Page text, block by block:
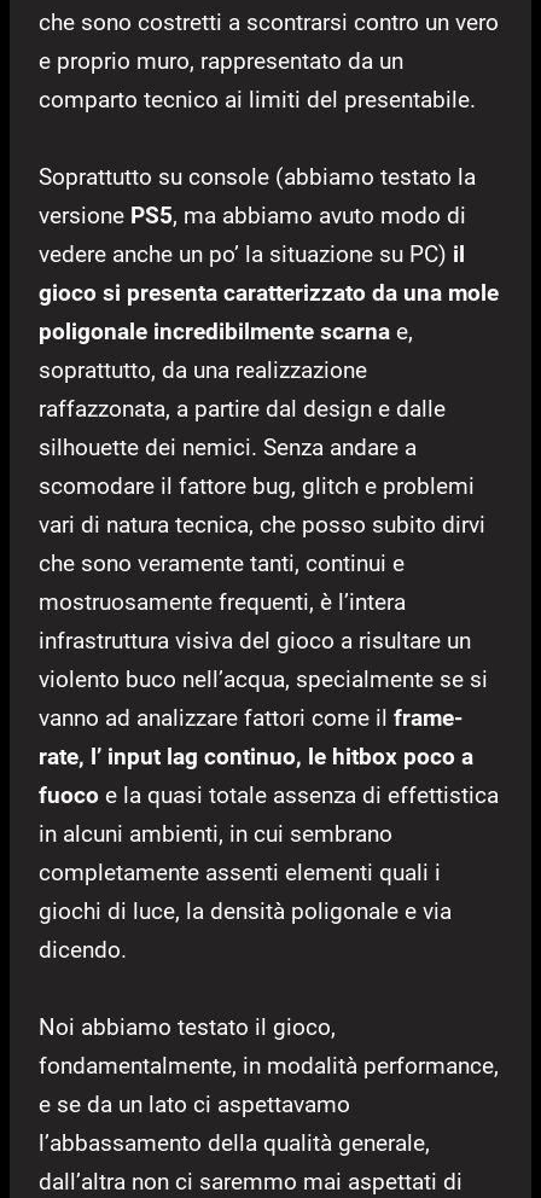
che sono costretti a scontrarsi contro un vero
e proprio muro, rappresentato da un
comparto tecnico ai limiti del presentabile.
Soprattutto su console (abbiamo testato la
versione PS5, ma abbiamo avuto modo di
vedere anche un po’ la situazione su PC) il
gioco si presenta caratterizzato da una mole
poligonale incredibilmente scarna e,
soprattutto, da una realizzazione
raffazzonata, a partire dal design e dalle
silhouette dei nemici. Senza andare a
scomodare il fattore bug, glitch e problemi
vari di natura tecnica, che posso subito dirvi
che sono veramente tanti, continui e
mostruosamente frequenti, è l’intera
infrastruttura visiva del gioco a risultare un
violento buco nell’acqua, specialmente se si
vanno ad analizzare fattori come il frame-
rate, l’ input lag continuo, le hitbox poco a
fuoco e la quasi totale assenza di effettistica
in alcuni ambienti, in cui sembrano
completamente assenti elementi quali i
giochi di luce, la densità poligonale e via
dicendo.
Noi abbiamo testato il gioco,
fondamentalmente, in modalità performance,
e se da un lato ci aspettavamo
l’abbassamento della qualità generale,
dall’altra non ci saremmo mai aspettati di